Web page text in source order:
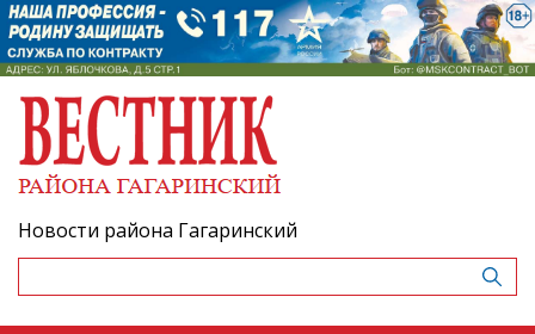
Новости района Гагаринский